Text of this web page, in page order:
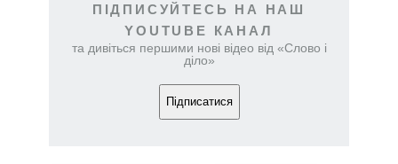
ПІДПИСУЙТЕСЬ НА НАШ
YOUTUBE КАНАЛ
та дивіться першими нові відео від «Слово і
діло»
Підписатися